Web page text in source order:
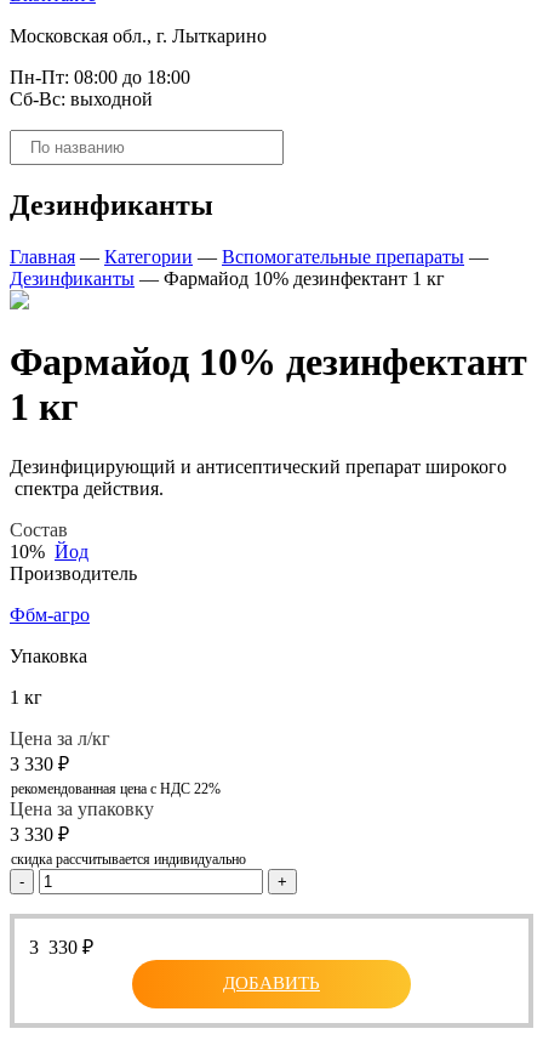
Московская обл., г. Лыткарино
Пн-Пт: 08:00 до 18:00
Сб-Вс: выходной
Поиск
товаров
Дезинфиканты
Главная — Категории — Вспомогательные препараты —
Дезинфиканты — Фармайод 10% дезинфектант 1 кг
Фармайод 10% дезинфектант
1 кг
Дезинфицирующий и антисептический препарат широкого
спектра действия.
Состав
10% Йод
Производитель
Фбм-агро
Упаковка
1 кг
Цена за л/кг
3 330 ₽
рекомендованная цена с НДС 22%
Цена за упаковку
3 330 ₽
скидка рассчитывается индивидуально
- +
3 330 ₽
ДОБАВИТЬ